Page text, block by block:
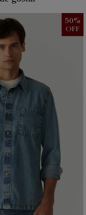
50%
OFF